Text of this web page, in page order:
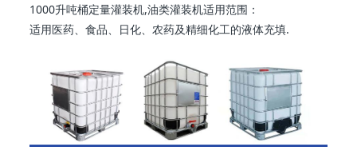
1000升吨桶定量灌装机,油类灌装机适用范围：
适用医药、食品、日化、农药及精细化工的液体充填.